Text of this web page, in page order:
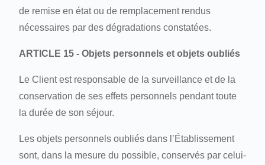
de remise en état ou de remplacement rendus
nécessaires par des dégradations constatées.
ARTICLE 15 - Objets personnels et objets oubliés
Le Client est responsable de la surveillance et de la
conservation de ses effets personnels pendant toute
la durée de son séjour.
Les objets personnels oubliés dans l’Établissement
sont, dans la mesure du possible, conservés par celui-